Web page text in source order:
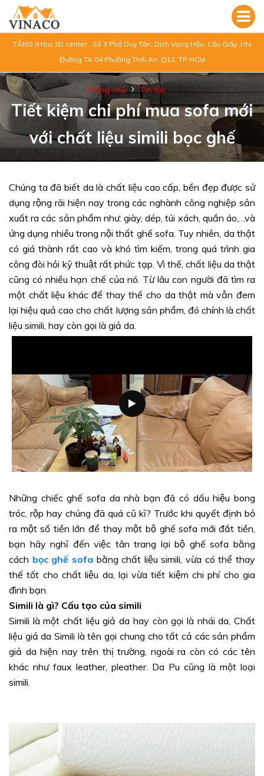
TẦNG 9 tòa 3D center , Số 3 Phố Duy Tân, Dịch Vọng Hậu, Cầu Giấy, HN
Đường TA 04 Phường Thới An, Q12, TP HCM
Trang chủ Tin tức
Tiết kiệm chi phí mua sofa mới
với chất liệu simili bọc ghế
Chúng ta đã biết da là chất liệu cao cấp, bền đẹp được sử
dụng rộng rãi hiện nay trong các nghành công nghiệp sản
xuất ra các sản phẩm như: giày, dép, túi xách, quần áo,…và
ứng dụng nhiều trong nội thất ghế sofa. Tuy nhiên, da thật
có giá thành rất cao và khó tìm kiếm, trong quá trình gia
công đòi hỏi kỹ thuật rất phức tạp. Vì thế, chất liệu da thật
cũng có nhiều hạn chế của nó. Từ lâu con người đã tìm ra
một chất liệu khác để thay thế cho da thật mà vẫn đem
lại hiệu quả cao cho chất lượng sản phẩm, đó chính là chất
liệu simili, hay còn gọi là giả da.
Những chiếc ghế sofa da nhà bạn đã có dấu hiệu bong
tróc, rộp hay chúng đã quá cũ kĩ? Trước khi quyết định bỏ
ra một số tiền lớn để thay một bộ ghế sofa mới đắt tiền,
bạn hãy nghĩ đến việc tân trang lại bộ ghế sofa bằng
cách bọc ghế sofa bằng chất liệu simili, vừa có thể thay
thế tốt cho chất liệu da, lại vừa tiết kiệm chi phí cho gia
đình bạn.
Simili là gì? Cấu tạo của simili
Simili là một chất liệu giả da hay còn gọi là nhái da, Chất
liệu giả da Simili là tên gọi chung cho tất cả các sản phẩm
giả da hiện nay trên thị trường, ngoài ra còn có các tên
khác như faux leather, pleather. Da Pu cũng là một loại
simili.